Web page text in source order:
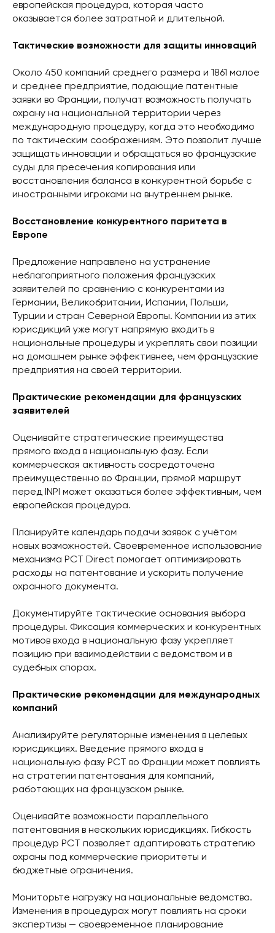
европейская процедура, которая часто
оказывается более затратной и длительной.
Тактические возможности для защиты инноваций
Около 450 компаний среднего размера и 1861 малое
и среднее предприятие, подающие патентные
заявки во Франции, получат возможность получать
охрану на национальной территории через
международную процедуру, когда это необходимо
по тактическим соображениям. Это позволит лучше
защищать инновации и обращаться во французские
суды для пресечения копирования или
восстановления баланса в конкурентной борьбе с
иностранными игроками на внутреннем рынке.
Восстановление конкурентного паритета в
Европе
Предложение направлено на устранение
неблагоприятного положения французских
заявителей по сравнению с конкурентами из
Германии, Великобритании, Испании, Польши,
Турции и стран Северной Европы. Компании из этих
юрисдикций уже могут напрямую входить в
национальные процедуры и укреплять свои позиции
на домашнем рынке эффективнее, чем французские
предприятия на своей территории.
Практические рекомендации для французских
заявителей
Оценивайте стратегические преимущества
прямого входа в национальную фазу. Если
коммерческая активность сосредоточена
преимущественно во Франции, прямой маршрут
перед INPI может оказаться более эффективным, чем
европейская процедура.
Планируйте календарь подачи заявок с учётом
новых возможностей. Своевременное использование
механизма PCT Direct помогает оптимизировать
расходы на патентование и ускорить получение
охранного документа.
Документируйте тактические основания выбора
процедуры. Фиксация коммерческих и конкурентных
мотивов входа в национальную фазу укрепляет
позицию при взаимодействии с ведомством и в
судебных спорах.
Практические рекомендации для международных
компаний
Анализируйте регуляторные изменения в целевых
юрисдикциях. Введение прямого входа в
национальную фазу PCT во Франции может повлиять
на стратегии патентования для компаний,
работающих на французском рынке.
Оценивайте возможности параллельного
патентования в нескольких юрисдикциях. Гибкость
процедур PCT позволяет адаптировать стратегию
охраны под коммерческие приоритеты и
бюджетные ограничения.
Мониторьте нагрузку на национальные ведомства.
Изменения в процедурах могут повлиять на сроки
экспертизы — своевременное планирование